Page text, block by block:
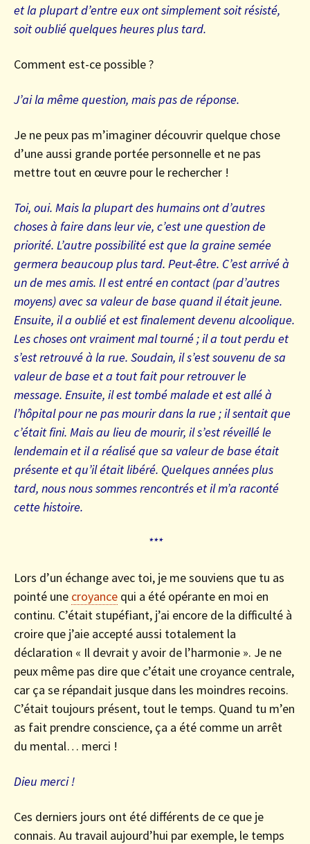
et la plupart d’entre eux ont simplement soit résisté,
soit oublié quelques heures plus tard.
Comment est-ce possible ?
J’ai la même question, mais pas de réponse.
Je ne peux pas m’imaginer découvrir quelque chose
d’une aussi grande portée personnelle et ne pas
mettre tout en œuvre pour le rechercher !
Toi, oui. Mais la plupart des humains ont d’autres
choses à faire dans leur vie, c’est une question de
priorité. L’autre possibilité est que la graine semée
germera beaucoup plus tard. Peut-être. C’est arrivé à
un de mes amis. Il est entré en contact (par d’autres
moyens) avec sa valeur de base quand il était jeune.
Ensuite, il a oublié et est finalement devenu alcoolique.
Les choses ont vraiment mal tourné ; il a tout perdu et
s’est retrouvé à la rue. Soudain, il s’est souvenu de sa
valeur de base et a tout fait pour retrouver le
message. Ensuite, il est tombé malade et est allé à
l’hôpital pour ne pas mourir dans la rue ; il sentait que
c’était fini. Mais au lieu de mourir, il s’est réveillé le
lendemain et il a réalisé que sa valeur de base était
présente et qu’il était libéré. Quelques années plus
tard, nous nous sommes rencontrés et il m’a raconté
cette histoire.
***
Lors d’un échange avec toi, je me souviens que tu as
pointé une croyance qui a été opérante en moi en
continu. C’était stupéfiant, j’ai encore de la difficulté à
croire que j’aie accepté aussi totalement la
déclaration « Il devrait y avoir de l’harmonie ». Je ne
peux même pas dire que c’était une croyance centrale,
car ça se répandait jusque dans les moindres recoins.
C’était toujours présent, tout le temps. Quand tu m’en
as fait prendre conscience, ça a été comme un arrêt
du mental… merci !
Dieu merci !
Ces derniers jours ont été différents de ce que je
connais. Au travail aujourd’hui par exemple, le temps